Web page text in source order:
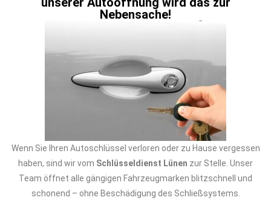
Nebensache!
Wenn Sie Ihren Autoschlüssel verloren oder zu Hause vergessen
haben, sind wir vom Schlüsseldienst Lünen zur Stelle. Unser
Team öffnet alle gängigen Fahrzeugmarken blitzschnell und
schonend – ohne Beschädigung des Schließsystems.